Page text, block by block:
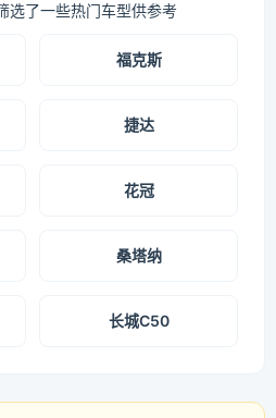
选了一些热门车型供参考
福克斯
捷达
花冠
桑塔纳
长城C50